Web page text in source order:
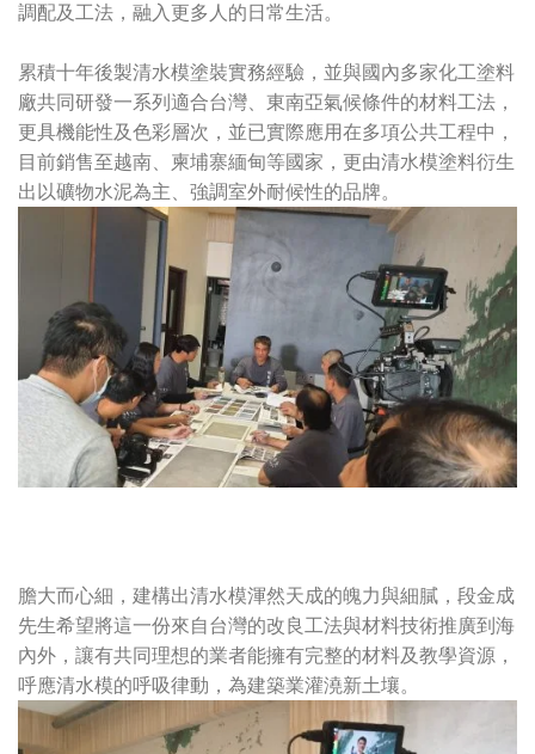
調配及工法，融入更多人的日常生活。
累積十年後製清水模塗裝實務經驗，並與國內多家化工塗料
廠共同研發一系列適合台灣、東南亞氣候條件的材料工法，
更具機能性及色彩層次，並已實際應用在多項公共工程中，
目前銷售至越南、柬埔寨緬甸等國家，更由清水模塗料衍生
出以礦物水泥為主、強調室外耐候性的品牌。
膽大而心細，建構出清水模渾然天成的魄力與細膩，段金成
先生希望將這一份來自台灣的改良工法與材料技術推廣到海
內外，讓有共同理想的業者能擁有完整的材料及教學資源，
呼應清水模的呼吸律動，為建築業灌澆新土壤。